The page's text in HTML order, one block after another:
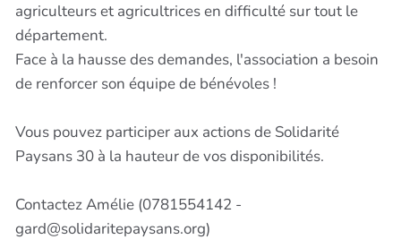
agriculteurs et agricultrices en difficulté sur tout le
département.
Face à la hausse des demandes, l'association a besoin
de renforcer son équipe de bénévoles !
Vous pouvez participer aux actions de Solidarité
Paysans 30 à la hauteur de vos disponibilités.
Contactez Amélie (0781554142 -
gard@solidaritepaysans.org)